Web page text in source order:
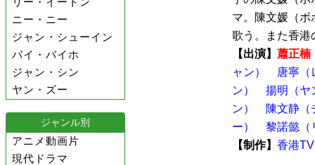
ニー・ニー
ジャン・シューイン
バイ・バイホ
ジャン・シン
ヤン・ズー
ジャンル別
アニメ動画片
現代ドラマ
マ。陳文媛（ボ
歌う。また香港
【出演】 蕭正楠
ャン）
唐寧（
ン）
揚明（ヤ
ン）
陳文静（
ー）
黎諾懿（
【制作】 香港